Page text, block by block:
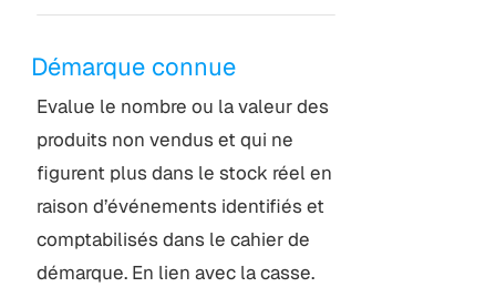
Démarque connue
Evalue le nombre ou la valeur des
produits non vendus et qui ne
figurent plus dans le stock réel en
raison d’événements identifiés et
comptabilisés dans le cahier de
démarque. En lien avec la casse.